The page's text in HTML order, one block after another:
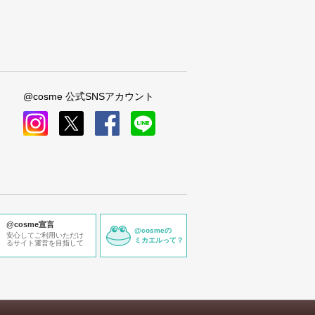
@cosme 公式SNSアカウント
@cosme宣言
安心してご利用いただけ
るサイト運営を目指して
@cosmeの
ミカエルって？